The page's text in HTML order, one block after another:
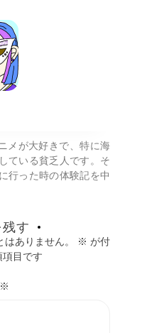
メが大好きで、特に海
ている貧乏人です。そ
行った時の体験記を中
す
ありません。 ※ が付
目です
※